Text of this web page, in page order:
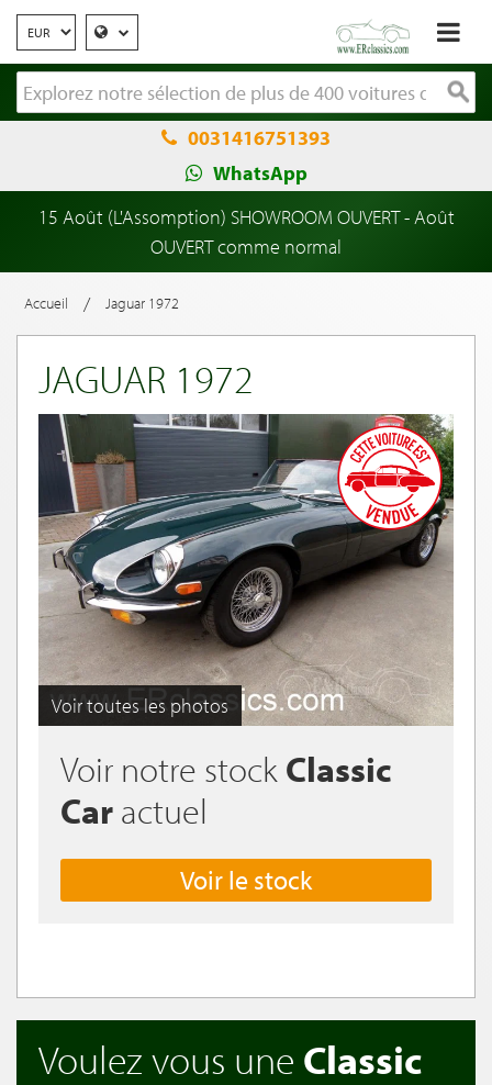
0031416751393
WhatsApp
15 Août (L'Assomption) SHOWROOM OUVERT - Août
OUVERT comme normal
Accueil / Jaguar 1972
JAGUAR 1972
Voir toutes les photos
Voir notre stock Classic
Car actuel
Voir le stock
Voulez vous une Classic